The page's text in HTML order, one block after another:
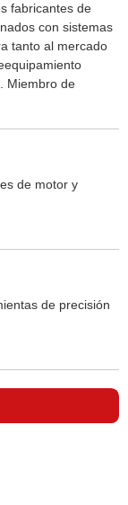
fabricantes de
con sistemas
tanto al mercado
Miembro de
de motor y
de precisión